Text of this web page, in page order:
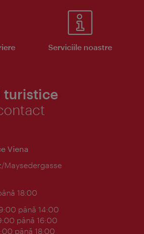
Serviciile noastre
turistice
Viena
Maysedergasse
18:00
până 14:00
până 16:00
până 18:00